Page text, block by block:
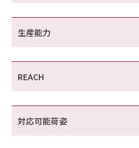
生産能力
REACH
対応可能荷姿